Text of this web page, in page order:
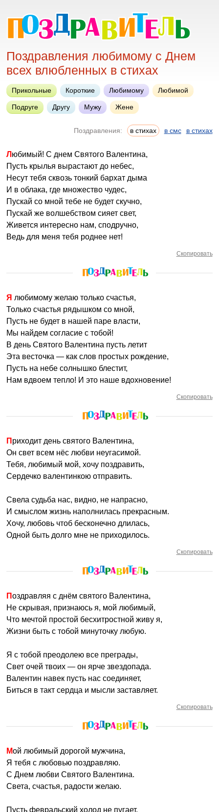
Поздравления любимому с Днем
всех влюбленных в стихах
Прикольные Короткие Любимому Любимой
Подруге Другу Мужу Жене
Поздравления: в стихах в смс в стихах
Любимый! С днем Святого Валентина,
Пусть крылья вырастают до небес,
Несут тебя сквозь тонкий бархат дыма
И в облака, где множество чудес,
Пускай со мной тебе не будет скучно,
Пускай же волшебством сияет свет,
Живется интересно нам, сподручно,
Ведь для меня тебя роднее нет!
Скопировать
Я любимому желаю только счастья,
Только счастья рядышком со мной,
Пусть не будет в нашей паре власти,
Мы найдем согласие с тобой!
В день Святого Валентина пусть летит
Эта весточка — как слов простых рождение,
Пусть на небе солнышко блестит,
Нам вдвоем тепло! И это наше вдохновение!
Скопировать
Приходит день святого Валентина,
Он свет всем нёс любви неугасимой.
Тебя, любимый мой, хочу поздравить,
Сердечко валентинкою отправить.
Свела судьба нас, видно, не напрасно,
И смыслом жизнь наполнилась прекрасным.
Хочу, любовь чтоб бесконечно длилась,
Одной быть долго мне не приходилось.
Скопировать
Поздравляя с днём святого Валентина,
Не скрывая, признаюсь я, мой любимый,
Что мечтой простой бесхитростной живу я,
Жизни быть с тобой минуточку любую.
Я с тобой преодолею все преграды,
Свет очей твоих — он ярче звездопада.
Валентин навек пусть нас соединяет,
Биться в такт сердца и мысли заставляет.
Скопировать
Мой любимый дорогой мужчина,
Я тебя с любовью поздравляю.
С Днем любви Святого Валентина.
Света, счастья, радости желаю.
Пусть февральский холод не пугает,